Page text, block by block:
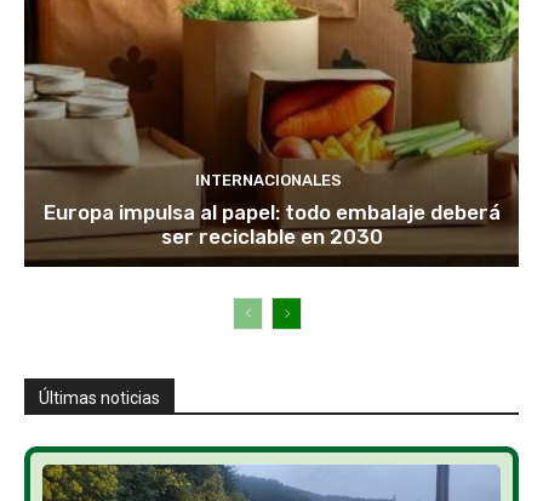
INTERNACIONALES
Europa impulsa al papel: todo embalaje deberá
ser reciclable en 2030
Últimas noticias